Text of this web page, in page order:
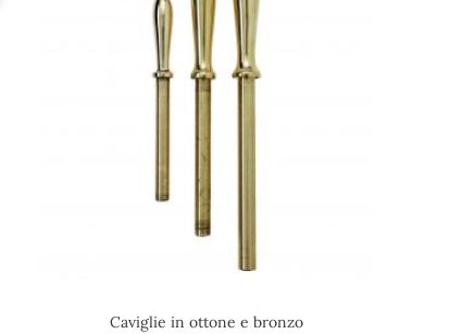
Caviglie in ottone e bronzo